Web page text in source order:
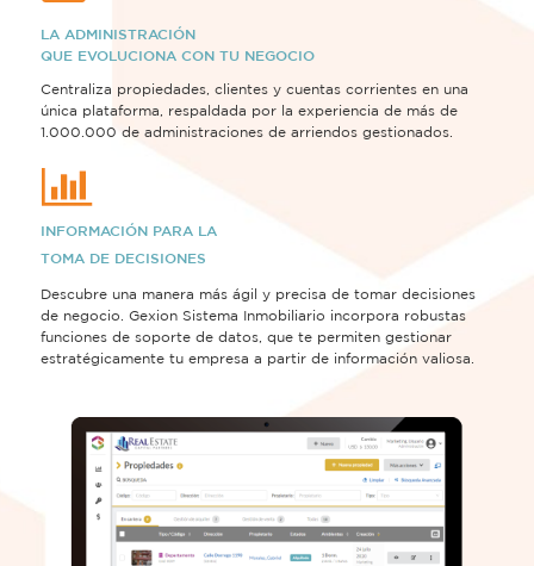
LA ADMINISTRACIÓN
QUE EVOLUCIONA CON TU NEGOCIO
Centraliza propiedades, clientes y cuentas corrientes en una
única plataforma, respaldada por la experiencia de más de
1.000.000 de administraciones de arriendos gestionados.
INFORMACIÓN PARA LA
TOMA DE DECISIONES
Descubre una manera más ágil y precisa de tomar decisiones
de negocio. Gexion Sistema Inmobiliario incorpora robustas
funciones de soporte de datos, que te permiten gestionar
estratégicamente tu empresa a partir de información valiosa.